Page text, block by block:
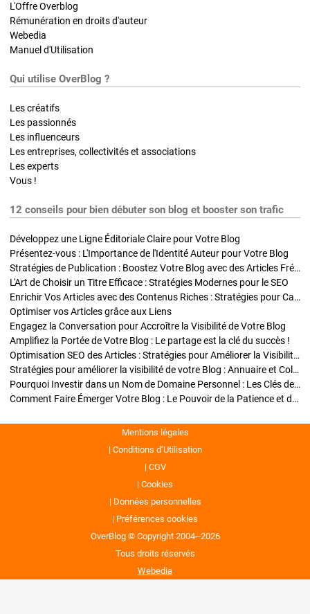
L'Offre Overblog
Rémunération en droits d'auteur
Webedia
Manuel d'Utilisation
Qui utilise OverBlog ?
Les créatifs
Les passionnés
Les influenceurs
Les entreprises, collectivités et associations
Les experts
Vous !
12 conseils pour bien débuter son blog et booster son trafic
Développez une Ligne Éditoriale Claire pour Votre Blog
Présentez-vous : L'Importance de l'Identité Auteur pour Votre Blog
Stratégies de Publication : Boostez Votre Blog avec des Articles Fréquents et Exclusifs
L'Art de Choisir un Titre Efficace : Stratégies Modernes pour le SEO
Enrichir Vos Articles avec des Contenus Riches : Stratégies pour Captiver et Optimiser
Optimiser vos Articles grâce aux Liens
Engagez la Conversation pour Accroître la Visibilité de Votre Blog
Amplifiez la Portée de Votre Blog : Le partage est la clé du succès !
Optimisation SEO des Articles : Stratégies pour Améliorer la Visibilité de Votre Blog
Stratégies pour améliorer la visibilité de votre Blog : Annuaire et Collaborations
Pourquoi Investir dans un Nom de Domaine Personnel : Les Clés de la Réussite de Votre Blog
Comment Faire Émerger Votre Blog : Le Pouvoir de la Patience et de la Persévérance
Mentions légales
Conditions d’Utilisation
CGV
Cookies
Données personnelles
Préférences cookies
OverBlog © Copyright 2004--2026
Tous droits réservés
Webedia